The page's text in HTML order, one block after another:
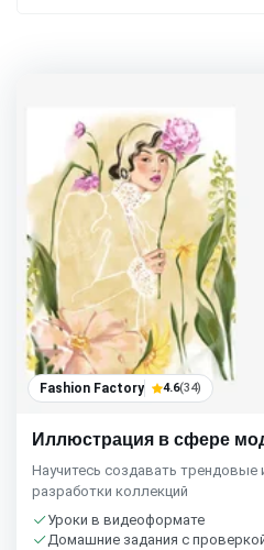
Fashion Factory 4.6(34)
Иллюстрация в сфере
Научитесь создавать
разработки коллекций
Уроки в видеоформате
Домашние задания с